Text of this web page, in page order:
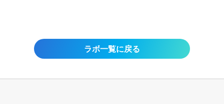
ラボ一覧に戻る